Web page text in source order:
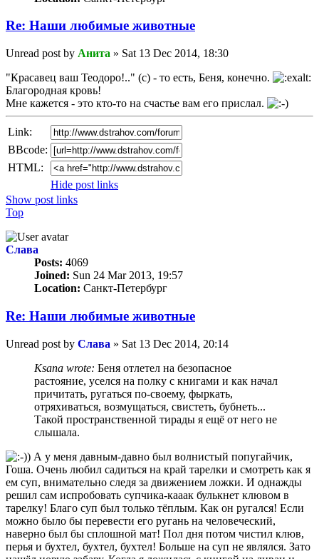
Re: Наши любимые животные
Unread post by Анита » Sat 13 Dec 2014, 18:30
"Красавец ваш Теодоро!.." (с) - то есть, Беня, конечно.
Благородная кровь!
Мне кажется - это кто-то на счастье вам его прислал.
Link:
BBcode:
HTML:
Hide post links
Show post links
Top
Слава
Posts: 4069
Joined: Sun 24 Mar 2013, 19:57
Location: Санкт-Петербург
Re: Наши любимые животные
Unread post by Слава » Sat 13 Dec 2014, 20:14
Ksana wrote: Беня отлетел на безопасное
растояние, уселся на полку с книгами и как начал
причитать, ругаться по-своему, фыркать,
отряхиваться, возмущаться, свистеть, бубнеть...
Такой пространственной тирады я ещё от него не
слышала.
А у меня давным-давно был волнистый попугайчик,
Гоша. Очень любил садиться на край тарелки и смотреть как я
ем суп, внимательно следя за движением ложки. И однажды
решил сам испробовать супчика-кааак булькнет клювом в
тарелку! Благо суп был только тёплым. Как он ругался! Если
можно было бы перевести его ругань на человеческий,
наверно был бы сплошной мат! Пол дня потом чистил клюв,
перья и бухтел, бухтел, бухтел! Больше на суп не являлся. Зато